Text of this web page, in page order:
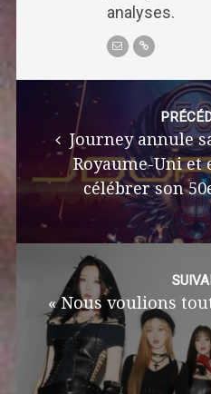
analyses.
navigation
Journey annule
Royaume-Uni et
célébrer son
« Nous voulions